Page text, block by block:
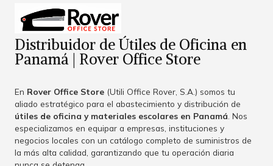
Distribuidor de Útiles de Oficina en
Panamá | Rover Office Store
En Rover Office Store (Utili Office Rover, S.A.) somos tu
aliado estratégico para el abastecimiento y distribución de
útiles de oficina y materiales escolares en Panamá . Nos
especializamos en equipar a empresas, instituciones y
negocios locales con un catálogo completo de suministros de
la más alta calidad, garantizando que tu operación diaria